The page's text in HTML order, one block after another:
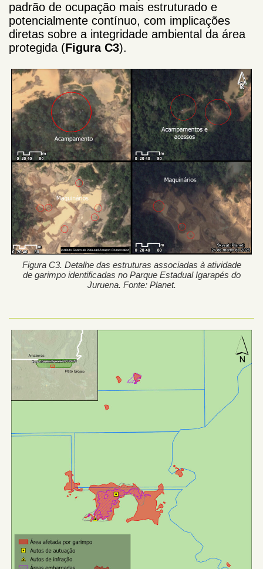
padrão de ocupação mais estruturado e
potencialmente contínuo, com implicações
diretas sobre a integridade ambiental da área
protegida (Figura C3).
Figura C3. Detalhe das estruturas associadas à atividade
de garimpo identificadas no Parque Estadual Igarapés do
Juruena. Fonte: Planet.